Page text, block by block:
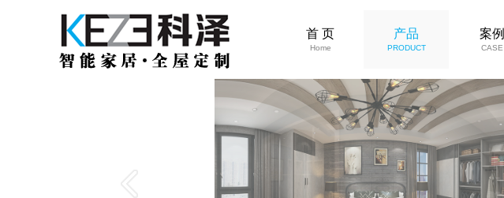
首 页
Home
产品
PRODUCT
案例
CASE